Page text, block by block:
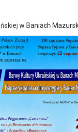
w Baniach